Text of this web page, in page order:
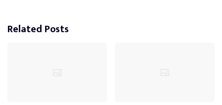
Related Posts